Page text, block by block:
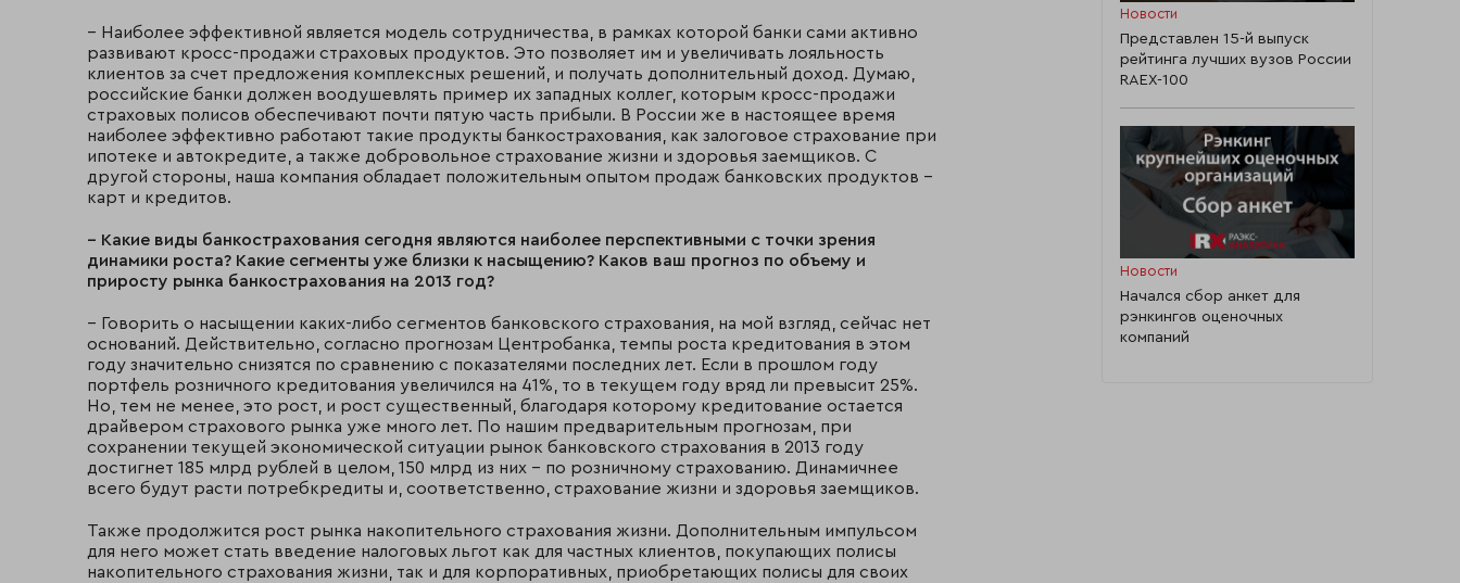
– Наиболее эффективной является модель сотрудничества, в рамках которой банки сами активно
развивают кросс-продажи страховых продуктов. Это позволяет им и увеличивать лояльность
клиентов за счет предложения комплексных решений, и получать дополнительный доход. Думаю,
российские банки должен воодушевлять пример их западных коллег, которым кросс-продажи
страховых полисов обеспечивают почти пятую часть прибыли. В России же в настоящее время
наиболее эффективно работают такие продукты банкострахования, как залоговое страхование при
ипотеке и автокредите, а также добровольное страхование жизни и здоровья заемщиков. С
другой стороны, наша компания обладает положительным опытом продаж банковских продуктов –
карт и кредитов.
– Какие виды банкострахования сегодня являются наиболее перспективными с точки зрения
динамики роста? Какие сегменты уже близки к насыщению? Каков ваш прогноз по объему и
приросту рынка банкострахования на 2013 год?
– Говорить о насыщении каких-либо сегментов банковского страхования, на мой взгляд, сейчас нет
оснований. Действительно, согласно прогнозам Центробанка, темпы роста кредитования в этом
году значительно снизятся по сравнению с показателями последних лет. Если в прошлом году
портфель розничного кредитования увеличился на 41%, то в текущем году вряд ли превысит 25%.
Но, тем не менее, это рост, и рост существенный, благодаря которому кредитование остается
драйвером страхового рынка уже много лет. По нашим предварительным прогнозам, при
сохранении текущей экономической ситуации рынок банковского страхования в 2013 году
достигнет 185 млрд рублей в целом, 150 млрд из них – по розничному страхованию. Динамичнее
всего будут расти потребкредиты и, соответственно, страхование жизни и здоровья заемщиков.
Также продолжится рост рынка накопительного страхования жизни. Дополнительным импульсом
для него может стать введение налоговых льгот как для частных клиентов, покупающих полисы
накопительного страхования жизни, так и для корпоративных, приобретающих полисы для своих
Новости
Представлен 15-й выпуск
рейтинга лучших вузов России
RAEX-100
Новости
Начался сбор анкет для
рэнкингов оценочных
компаний